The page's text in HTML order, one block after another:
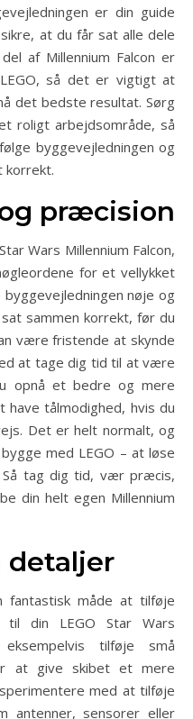
er din guide
at du får sat alle dele
af Millennium Falcon er
så det er vigtigt at
det bedste resultat. Sørg
roligt arbejdsområde, så
byggevejledningen og
korrekt.
præcision
Wars Millennium Falcon,
for et vellykket
nøje og
sammen korrekt, før du
være fristende at skynde
at tage dig tid til at være
opnå et bedre og mere
tålmodighed, hvis du
Det er helt normalt, og
med LEGO – at løse
Så tag dig tid, vær præcis,
din helt egen Millennium
detaljer
måde at tilføje
din LEGO Star Wars
tilføje små
at give skibet et mere
med at tilføje
antenner, sensorer eller